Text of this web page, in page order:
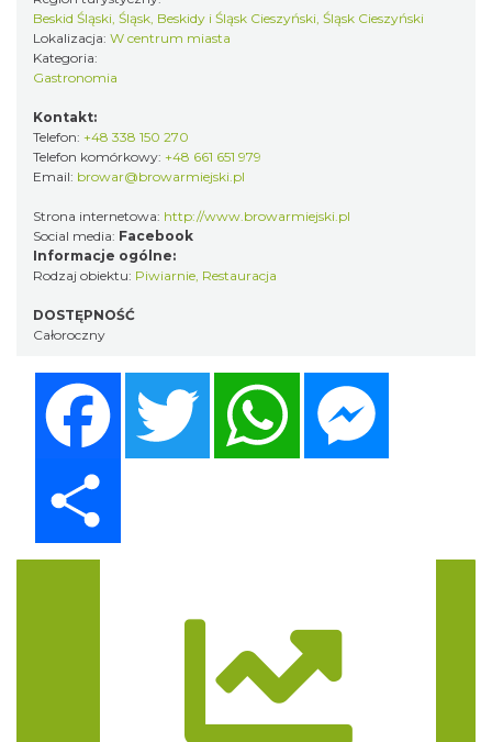
Beskid Śląski, Śląsk, Beskidy i Śląsk Cieszyński, Śląsk Cieszyński
Lokalizacja: W centrum miasta
Kategoria:
Gastronomia
Kontakt:
Telefon: +48 338 150 270
Telefon komórkowy: +48 661 651 979
Email: browar@browarmiejski.pl
Strona internetowa: http://www.browarmiejski.pl
Social media: Facebook
Informacje ogólne:
Rodzaj obiektu: Piwiarnie, Restauracja
DOSTĘPNOŚĆ
Całoroczny
Twitter WhatsApp